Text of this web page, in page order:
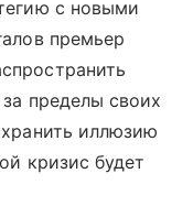
с новыми
премьер
пределы своих
иллюзию
кризис будет